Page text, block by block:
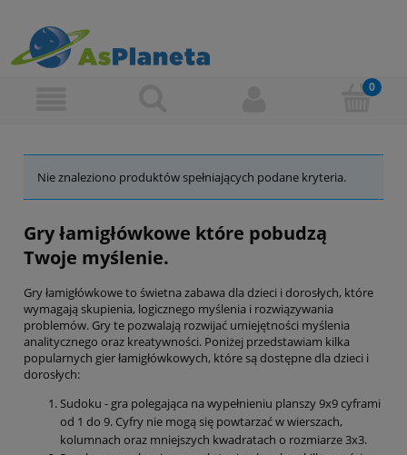
Nie znaleziono produktów spełniających podane kryteria.
Gry łamigłówkowe które pobudzą
Twoje myślenie.
Gry łamigłówkowe to świetna zabawa dla dzieci i dorosłych, które
wymagają skupienia, logicznego myślenia i rozwiązywania
problemów. Gry te pozwalają rozwijać umiejętności myślenia
analitycznego oraz kreatywności. Poniżej przedstawiam kilka
popularnych gier łamigłówkowych, które są dostępne dla dzieci i
dorosłych:
Sudoku - gra polegająca na wypełnieniu planszy 9x9 cyframi
od 1 do 9. Cyfry nie mogą się powtarzać w wierszach,
kolumnach oraz mniejszych kwadratach o rozmiarze 3x3.